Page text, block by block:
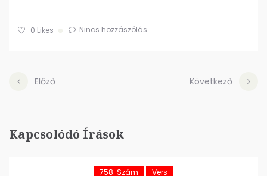
0 Likes Nincs hozzászólás
Előző Következő
Kapcsolódó Írások
758. Szám Vers